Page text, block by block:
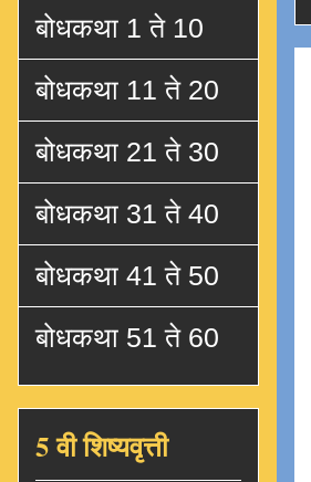
बोधकथा 1 ते 10
बोधकथा 11 ते 20
बोधकथा 21 ते 30
बोधकथा 31 ते 40
बोधकथा 41 ते 50
बोधकथा 51 ते 60
5 वी शिष्यवृत्ती